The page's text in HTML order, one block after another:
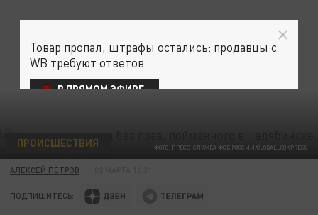
ФОТО: ПРЕСС-СЛУЖБА ФСБ РОССИИ/GLOBALLOOKPRESS.
ПРОИСШЕСТВИЯ
АЛЕКСЕЙ ПЕТРОВ
ПОДПИШИТЕСЬ:
Товар пропал, штрафы остались: продавцы с
WB требуют ответов
В ПРЯМОМ ЭФИРЕ: